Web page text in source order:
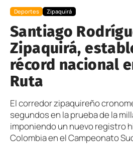
Deportes Zipaquirá
Santiago
Zipaquirá,
récord nacional
Ruta
El corredor zipaquireño
segundos en la prueba de la
imponiendo un nuevo registro
Colombia en el Campeonato